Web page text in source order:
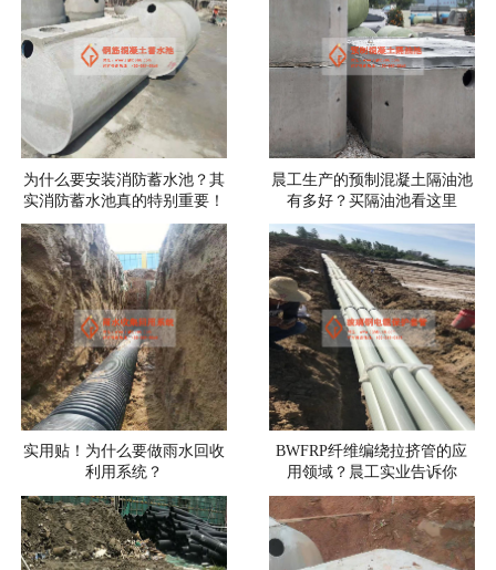
为什么要安装消防蓄水池？其
实消防蓄水池真的特别重要！
晨工生产的预制混凝土隔油池
有多好？买隔油池看这里
实用贴！为什么要做雨水回收
利用系统？
BWFRP纤维编绕拉挤管的应
用领域？晨工实业告诉你